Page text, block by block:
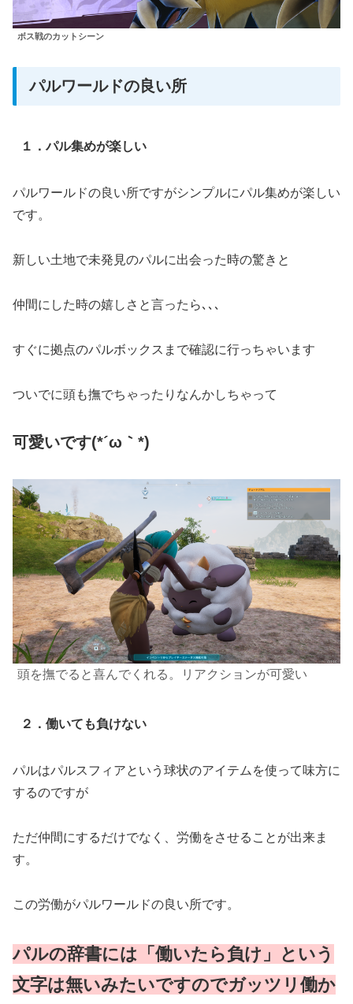
ボス戦のカットシーン
パルワールドの良い所
１．パル集めが楽しい
パルワールドの良い所ですがシンプルにパル集めが楽しい
です。
新しい土地で未発見のパルに出会った時の驚きと
仲間にした時の嬉しさと言ったら､､､
すぐに拠点のパルボックスまで確認に行っちゃいます
ついでに頭も撫でちゃったりなんかしちゃって
可愛いです(⁠*⁠´⁠ω⁠｀⁠*⁠)
頭を撫でると喜んでくれる。リアクションが可愛い
２．働いても負けない
パルはパルスフィアという球状のアイテムを使って味方に
するのですが
ただ仲間にするだけでなく、労働をさせることが出来ま
す。
この労働がパルワールドの良い所です。
パルの辞書には「働いたら負け」という
文字は無いみたいですのでガッツリ働か